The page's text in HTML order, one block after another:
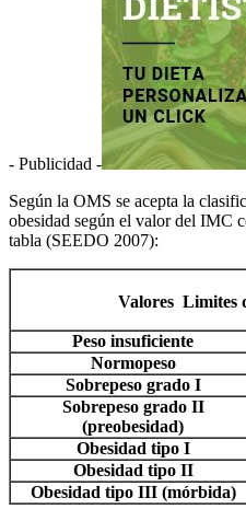
- Publicidad -
Según la OMS se acepta la
obesidad según el valor del IMC
tabla (SEEDO 2007):
Valores Limites
Peso insuficiente
Normopeso
Sobrepeso grado I
Sobrepeso grado II
(preobesidad)
Obesidad tipo I
Obesidad tipo II
Obesidad tipo III (mórbida)